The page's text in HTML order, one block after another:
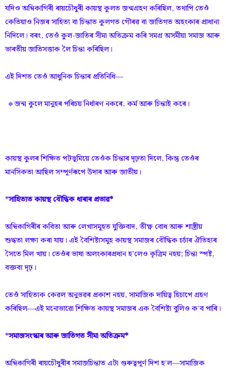
যদিও অম্বিকাগিৰী ৰায়চৌধুৰী কায়স্থ কুলত জন্মগ্ৰহণ কৰিছিল, তথাপি তেওঁ
কেতিয়াও নিজৰ সাহিত্য বা চিন্তাত কুলগত গৌৰৱ বা জাতিগত অহংকাৰ প্ৰাধান্য
নিদিলে। বৰং, তেওঁ কুল-জাতিৰ সীমা অতিক্ৰম কৰি সমগ্ৰ অসমীয়া সমাজ আৰু
ভাৰতীয় জাতিসত্তাক লৈ চিন্তা কৰিছিল।
এই দিশত তেওঁ আধুনিক চিন্তাৰ প্ৰতিনিধি—
🔹জন্ম কুলে মানুহৰ পৰিচয় নিৰ্ধাৰণ নকৰে, কৰ্ম আৰু চিন্তাই কৰে।
কায়স্থ কুলৰ শিক্ষিত পটভূমিয়ে তেওঁক চিন্তাৰ দৃঢ়তা দিলে, কিন্তু তেওঁৰ
মানসিকতা আছিল সম্পূৰ্ণৰূপে উদাৰ আৰু জাতীয়।
*সাহিত্যত কায়স্থ বৌদ্ধিক ধাৰাৰ প্ৰভাৱ*
অম্বিকাগিৰীৰ কবিতা আৰু লেখাসমূহত যুক্তিবাদ, তীক্ষ্ণ বোধ আৰু শাস্ত্ৰীয়
শুদ্ধতা লক্ষ্য কৰা যায়। এই বৈশিষ্ট্যসমূহ কায়স্থ সমাজৰ বৌদ্ধিক চৰ্চাৰ ঐতিহ্যৰ
সৈতে মিল খায়। তেওঁৰ ভাষা অলংকাৰপ্ৰধান হ’লেও কৃত্ৰিম নহয়; চিন্তা স্পষ্ট,
বক্তব্য দৃঢ়।
তেওঁ সাহিত্যক কেৱল অনুভৱৰ প্ৰকাশ নহয়, সামাজিক দায়িত্ব হিচাপে গ্ৰহণ
কৰিছিল—এই মনোভাৱো শিক্ষিত কায়স্থ সমাজৰ এক বৈশিষ্ট্য বুলিও ক’ব পাৰি।
*সমাজসংস্কাৰ আৰু জাতিগত সীমা অতিক্ৰম*
অম্বিকাগিৰী ৰায়চৌধুৰীৰ সমাজচিন্তাত এটা গুৰুত্বপূৰ্ণ দিশ হ’ল—সামাজিক